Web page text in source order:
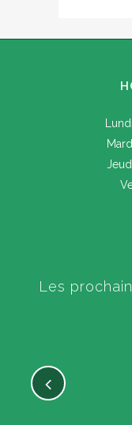
Les